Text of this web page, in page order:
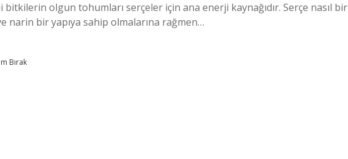
olgun tohumları serçeler için ana enerji kaynağıdır. Serçe nasıl bir
narin bir yapıya sahip olmalarına rağmen…
Bırak